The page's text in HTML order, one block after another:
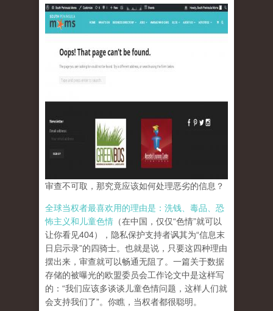
审查不可取，那究竟应该如何处理恶劣的信息？
全球当权者最喜欢用的理由是：洗钱、毒品、恐
怖主义和儿童色情 （在中国，仅仅“色情”就可以
让你看见404），隐私保护支持者讽其为“信息末
日启示录”的四骑士。也就是说，只要这四种理由
摆出来，审查就可以畅通无阻了。一篇关于数据
存储的被曝光的欧盟委员会工作论文中是这样写
的：“我们应该多谈谈儿童色情问题，这样人们就
会支持我们了”。你瞧，当权者都很聪明。